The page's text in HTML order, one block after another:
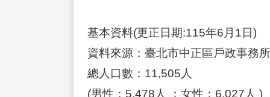
基本資料(更正日期:115年6月1日)
資料來源：臺北市中正區戶政事務所
總人口數：11,505人
(男性：5,478人 ；女性：6,027人 )